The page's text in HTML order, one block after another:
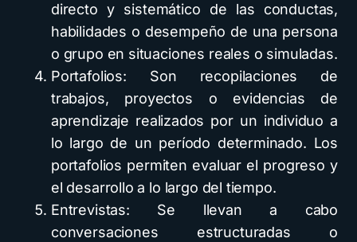
directo y sistemático de las conductas,
habilidades o desempeño de una persona
o grupo en situaciones reales o simuladas.
Portafolios: Son recopilaciones de
trabajos, proyectos o evidencias de
aprendizaje realizados por un individuo a
lo largo de un período determinado. Los
portafolios permiten evaluar el progreso y
el desarrollo a lo largo del tiempo.
Entrevistas: Se llevan a cabo
conversaciones estructuradas o